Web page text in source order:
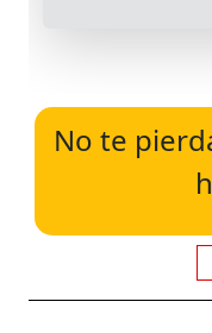
No te